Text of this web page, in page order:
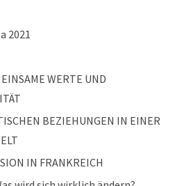
2021
WERTE UND
BEZIEHUNGEN IN EINER
IN FRANKREICH